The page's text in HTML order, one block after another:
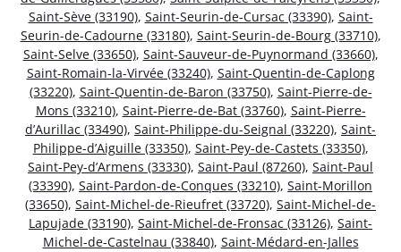
Saint-Sève (33190), Saint-Seurin-de-Cursac (33390), Saint-
Seurin-de-Cadourne (33180), Saint-Seurin-de-Bourg (33710),
Saint-Selve (33650), Saint-Sauveur-de-Puynormand (33660),
Saint-Romain-la-Virvée (33240), Saint-Quentin-de-Caplong
(33220), Saint-Quentin-de-Baron (33750), Saint-Pierre-de-
Mons (33210), Saint-Pierre-de-Bat (33760), Saint-Pierre-
d’Aurillac (33490), Saint-Philippe-du-Seignal (33220), Saint-
Philippe-d’Aiguille (33350), Saint-Pey-de-Castets (33350),
Saint-Pey-d’Armens (33330), Saint-Paul (87260), Saint-Paul
(33390), Saint-Pardon-de-Conques (33210), Saint-Morillon
(33650), Saint-Michel-de-Rieufret (33720), Saint-Michel-de-
Lapujade (33190), Saint-Michel-de-Fronsac (33126), Saint-
Michel-de-Castelnau (33840), Saint-Médard-en-Jalles